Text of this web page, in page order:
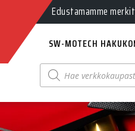
Myynti Ma-Pe 10-18,
Edustamamme
SW-MOTECH
Products
search